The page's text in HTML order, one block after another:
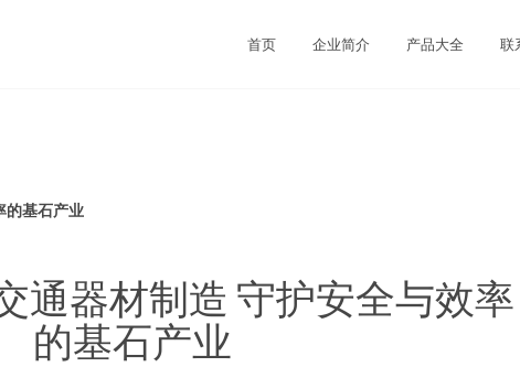
首页 企业简介 产品大全 联
的基石产业
通器材制造 守护安全与效率
的基石产业